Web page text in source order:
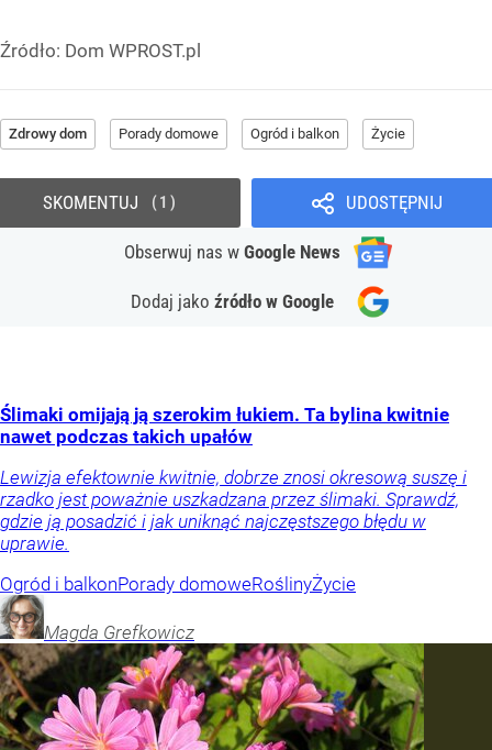
Źródło: Dom WPROST.pl
Zdrowy dom Porady domowe Ogród i balkon Życie
UDOSTĘPNIJ
Obserwuj nas w Google News
Dodaj jako źródło w Google
SKOMENTUJ 1
Ślimaki omijają ją szerokim łukiem. Ta bylina kwitnie
nawet podczas takich upałów
Lewizja efektownie kwitnie, dobrze znosi okresową suszę i
rzadko jest poważnie uszkadzana przez ślimaki. Sprawdź,
gdzie ją posadzić i jak uniknąć najczęstszego błędu w
uprawie.
Ogród i balkonPorady domoweRoślinyŻycie
Magda Grefkowicz